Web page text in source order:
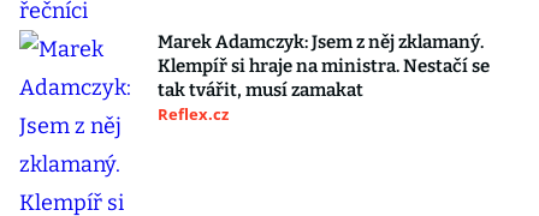
Marek Adamczyk: Jsem z něj zklamaný.
Klempíř si hraje na ministra. Nestačí se
tak tvářit, musí zamakat
Reflex.cz